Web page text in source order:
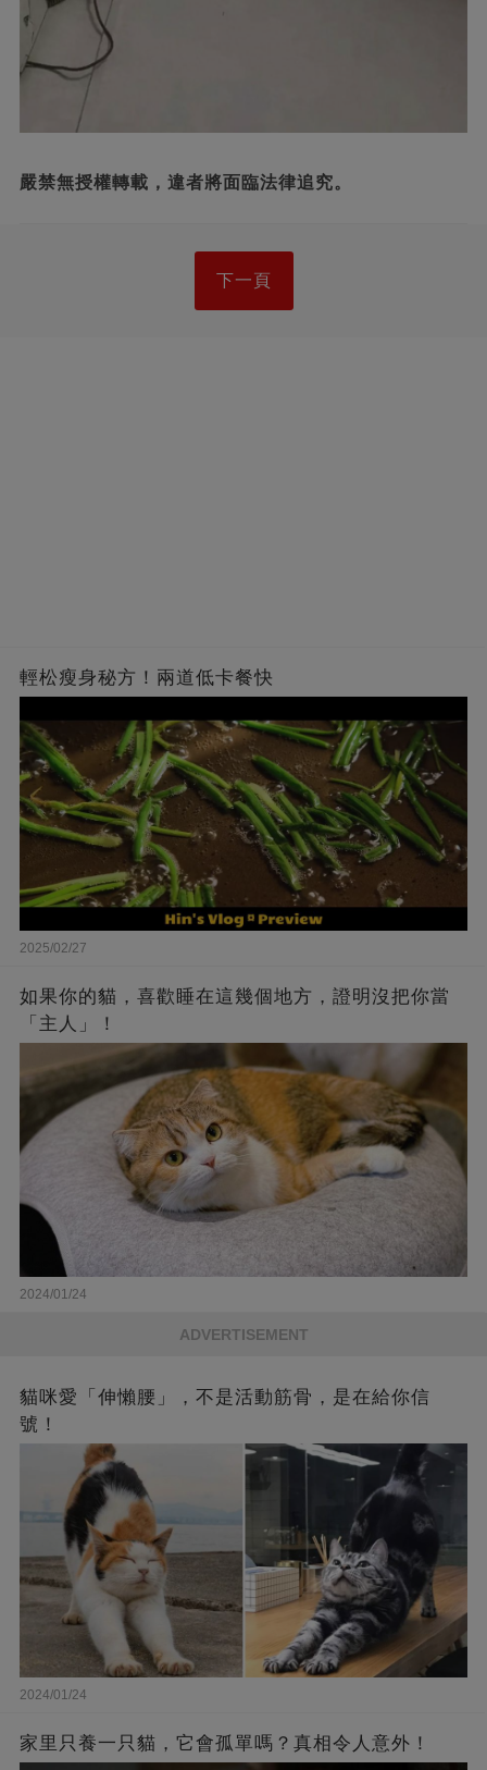
嚴禁無授權轉載，違者將面臨法律追究。
下一頁
輕松瘦身秘方！兩道低卡餐快
2025/02/27
如果你的貓，喜歡睡在這幾個地方，證明沒把你當
「主人」！
2024/01/24
ADVERTISEMENT
貓咪愛「伸懶腰」，不是活動筋骨，是在給你信
號！
2024/01/24
家里只養一只貓，它會孤單嗎？真相令人意外！